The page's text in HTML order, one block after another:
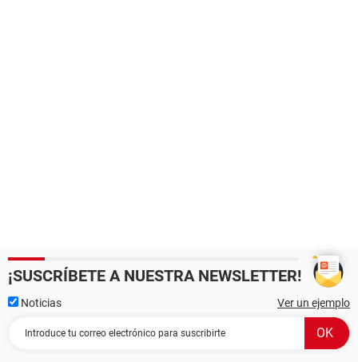
¡SUSCRÍBETE A NUESTRA NEWSLETTER!
Noticias Ver un ejemplo